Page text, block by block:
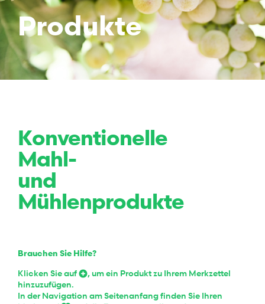
Produkte
Konventionelle
Mahl-
und
Mühlenprodukte
Brauchen Sie Hilfe?
Klicken Sie auf
, um ein Produkt zu Ihrem Merkzettel
hinzuzufügen.
In der Navigation am Seitenanfang finden Sie Ihren